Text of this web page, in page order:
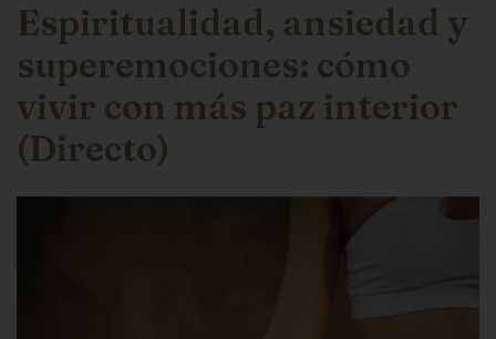
Espiritualidad, ansiedad y
superemociones: cómo
vivir con más paz interior
(Directo)